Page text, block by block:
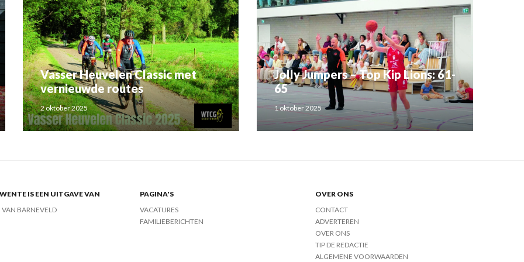
Vasser Heuvelen Classic met
vernieuwde routes
2 oktober 2025
Jolly Jumpers – Top Kip Lions: 61-
65
1 oktober 2025
IS EEN UITGAVE VAN
VAN BARNEVELD
PAGINA'S
VACATURES
FAMILIEBERICHTEN
OVER ONS
CONTACT
ADVERTEREN
OVER ONS
TIP DE REDACTIE
ALGEMENE VOORWAARDEN